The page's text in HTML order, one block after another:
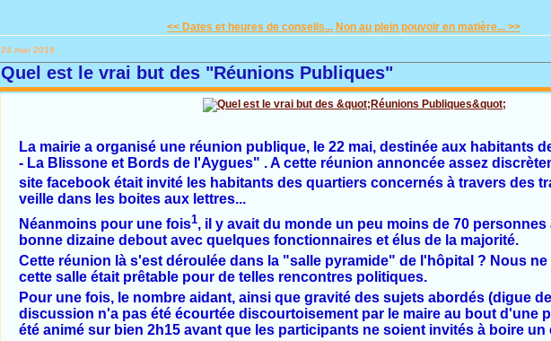
<< Dates et heures de conseils... Non au plein pouvoir en matière... >>
24 mai 2019
Quel est le vrai but des "Réunions Publiques"
La mairie a organisé une réunion publique, le 22 mai, destinée aux habitants
- La Blissone et Bords de l'Aygues" . A cette réunion annoncée assez
site facebook était invité les habitants des quartiers concernés à travers des
veille dans les boites aux lettres...
Néanmoins pour une fois1, il y avait du monde un peu moins de 70
bonne dizaine debout avec quelques fonctionnaires et élus de la majorité.
Cette réunion là s'est déroulée dans la "salle pyramide" de l'hôpital ? Nous
cette salle était prêtable pour de telles rencontres politiques.
Pour une fois, le nombre aidant, ainsi que gravité des sujets abordés (digue
discussion n'a pas été écourtée discourtoisement par le maire au bout d'une
été animé sur bien 2h15 avant que les participants ne soient invités à boire un